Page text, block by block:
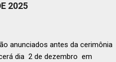
2025
anunciados antes da cerimônia
dia 2 de dezembro em